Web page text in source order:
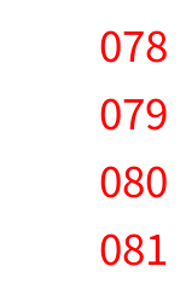
078
079
080
081